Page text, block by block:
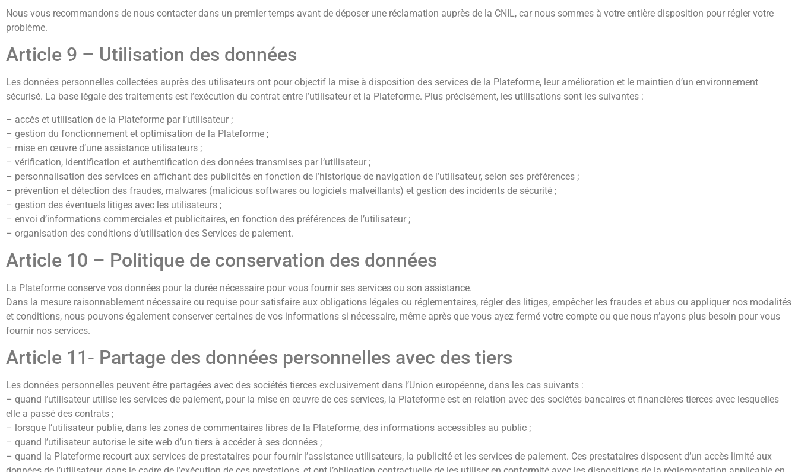
Nous vous recommandons de nous contacter dans un premier temps avant de déposer une réclamation auprès de la CNIL, car nous sommes à votre entière disposition pour régler votre
problème.
Article 9 – Utilisation des données
Les données personnelles collectées auprès des utilisateurs ont pour objectif la mise à disposition des services de la Plateforme, leur amélioration et le maintien d’un environnement
sécurisé. La base légale des traitements est l’exécution du contrat entre l’utilisateur et la Plateforme. Plus précisément, les utilisations sont les suivantes :
– accès et utilisation de la Plateforme par l’utilisateur ;
– gestion du fonctionnement et optimisation de la Plateforme ;
– mise en œuvre d’une assistance utilisateurs ;
– vérification, identification et authentification des données transmises par l’utilisateur ;
– personnalisation des services en affichant des publicités en fonction de l’historique de navigation de l’utilisateur, selon ses préférences ;
– prévention et détection des fraudes, malwares (malicious softwares ou logiciels malveillants) et gestion des incidents de sécurité ;
– gestion des éventuels litiges avec les utilisateurs ;
– envoi d’informations commerciales et publicitaires, en fonction des préférences de l’utilisateur ;
– organisation des conditions d’utilisation des Services de paiement.
Article 10 – Politique de conservation des données
La Plateforme conserve vos données pour la durée nécessaire pour vous fournir ses services ou son assistance.
Dans la mesure raisonnablement nécessaire ou requise pour satisfaire aux obligations légales ou réglementaires, régler des litiges, empêcher les fraudes et abus ou appliquer nos modalités
et conditions, nous pouvons également conserver certaines de vos informations si nécessaire, même après que vous ayez fermé votre compte ou que nous n’ayons plus besoin pour vous
fournir nos services.
Article 11- Partage des données personnelles avec des tiers
Les données personnelles peuvent être partagées avec des sociétés tierces exclusivement dans l’Union européenne, dans les cas suivants :
– quand l’utilisateur utilise les services de paiement, pour la mise en œuvre de ces services, la Plateforme est en relation avec des sociétés bancaires et financières tierces avec lesquelles
elle a passé des contrats ;
– lorsque l’utilisateur publie, dans les zones de commentaires libres de la Plateforme, des informations accessibles au public ;
– quand l’utilisateur autorise le site web d’un tiers à accéder à ses données ;
– quand la Plateforme recourt aux services de prestataires pour fournir l’assistance utilisateurs, la publicité et les services de paiement. Ces prestataires disposent d’un accès limité aux